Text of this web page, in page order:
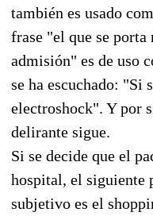
también es usado
frase "el que se porta
admisión" es de uso
se ha escuchado: "Si
electroshock". Y por
delirante sigue.
Si se decide que el
hospital, el siguiente
subjetivo es el